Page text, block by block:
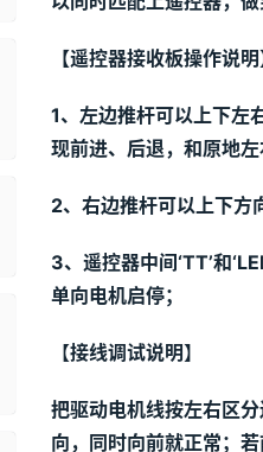
【遥控器接收板操作说明
1、左边推杆可以上下左
现前进、后退，和原地左
2、右边推杆可以上下方
3、遥控器中间‘TT’和
单向电机启停；
【接线调试说明】
把驱动电机线按左右区
向，同时向前就正常；